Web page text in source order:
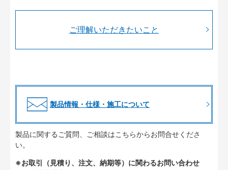
ご理解いただきたいこと
製品情報・仕様・施工について
製品に関するご質問、ご相談はこちらからお問合せくださ
い。
※お取引（見積り、注文、納期等）に関わるお問い合わせ